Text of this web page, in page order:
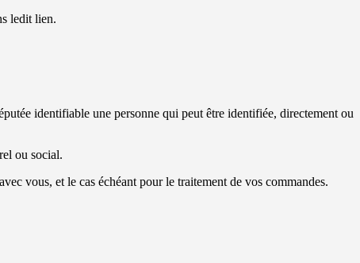
ledit lien.
identifiable une personne qui peut être identifiée, directement ou
ou social.
vous, et le cas échéant pour le traitement de vos commandes.